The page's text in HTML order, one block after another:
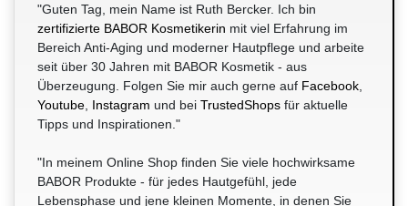
"Guten Tag, mein Name ist Ruth Bercker. Ich bin
zertifizierte BABOR Kosmetikerin mit viel Erfahrung im
Bereich Anti-Aging und moderner Hautpflege und arbeite
seit über 30 Jahren mit BABOR Kosmetik - aus
Überzeugung. Folgen Sie mir auch gerne auf Facebook
Youtube Instagram und bei TrustedShops für aktuelle
Tipps und Inspirationen."
"In meinem Online Shop finden Sie viele hochwirksame
BABOR Produkte - für jedes Hautgefühl, jede
Lebensphase und jene kleinen Momente, in denen Sie